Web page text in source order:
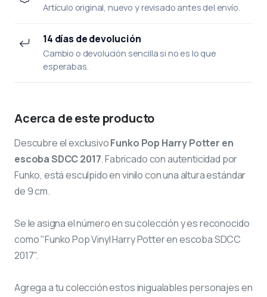
Artículo original, nuevo y revisado antes del envío.
14 días de devolución
Cambio o devolución sencilla si no es lo que
esperabas.
Acerca de este producto
Descubre el exclusivoFunko Pop Harry Potter en
escoba SDCC 2017. Fabricado con autenticidad por
Funko, está esculpido en vinilo con una altura estándar
de 9 cm.
Se le asigna el númeroen su colección y es reconocido
como "Funko Pop Vinyl Harry Potter en escoba SDCC
2017".
Agrega a tu colección estos inigualables personajes en